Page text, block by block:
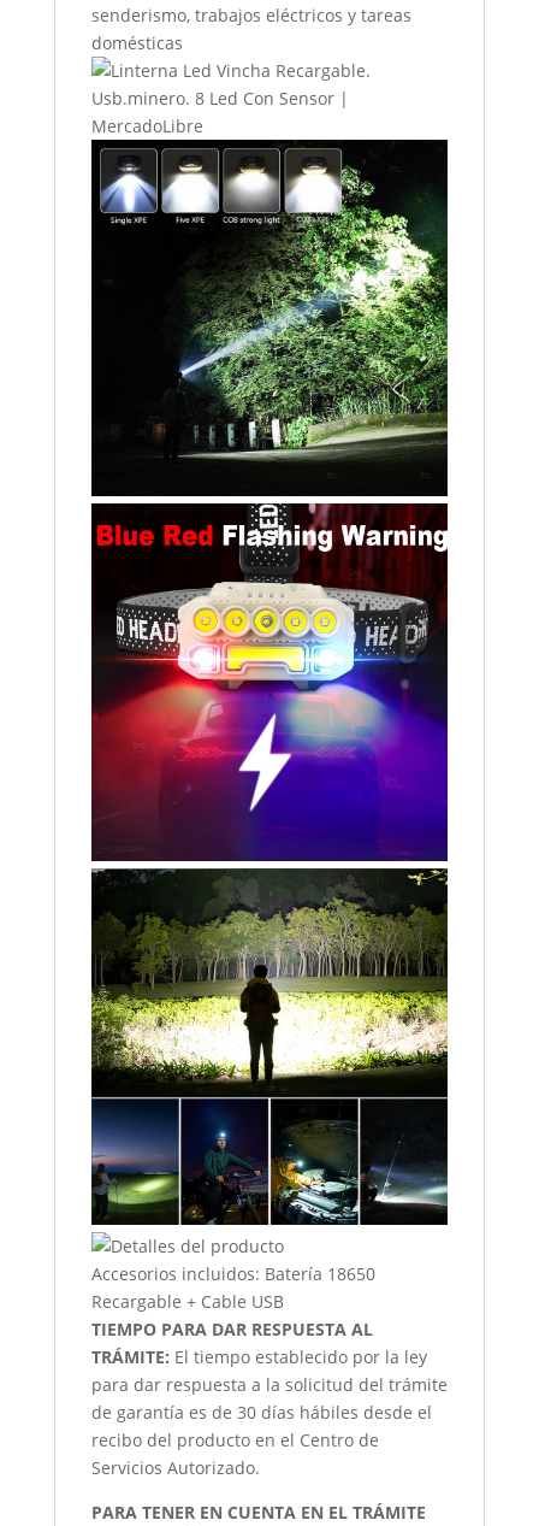
senderismo, trabajos eléctricos y tareas
domésticas
Accesorios incluidos: Batería 18650
Recargable + Cable USB
TIEMPO PARA DAR RESPUESTA AL
TRÁMITE: El tiempo establecido por la ley
para dar respuesta a la solicitud del trámite
de garantía es de 30 días hábiles desde el
recibo del producto en el Centro de
Servicios Autorizado.
PARA TENER EN CUENTA EN EL TRÁMITE